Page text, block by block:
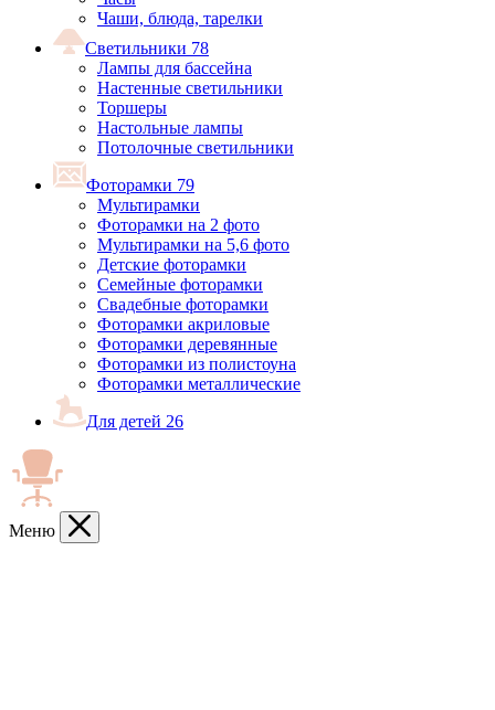
Чаши, блюда, тарелки
Светильники 78
Лампы для бассейна
Настенные светильники
Торшеры
Настольные лампы
Потолочные светильники
Фоторамки 79
Мультирамки
Фоторамки на 2 фото
Мультирамки на 5,6 фото
Детские фоторамки
Семейные фоторамки
Свадебные фоторамки
Фоторамки акриловые
Фоторамки деревянные
Фоторамки из полистоуна
Фоторамки металлические
Для детей 26
Меню